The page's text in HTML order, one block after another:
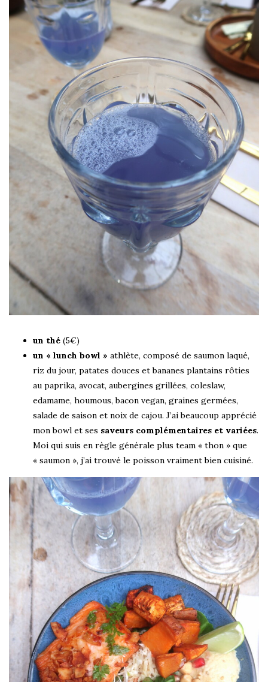
un thé (5€)
un « lunch bowl » athlète, composé de saumon laqué,
riz du jour, patates douces et bananes plantains rôties
au paprika, avocat, aubergines grillées, coleslaw,
edamame, houmous, bacon vegan, graines germées,
salade de saison et noix de cajou. J’ai beaucoup apprécié
mon bowl et ses saveurs complémentaires et variées.
Moi qui suis en règle générale plus team « thon » que
« saumon », j’ai trouvé le poisson vraiment bien cuisiné.